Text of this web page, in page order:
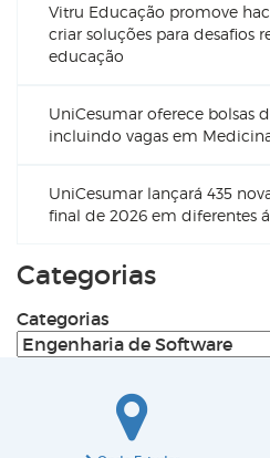
Vitru Educação promove
criar soluções para desafios
educação
UniCesumar oferece bolsas
incluindo vagas em
UniCesumar lançará 435
final de 2026 em diferentes
Categorias
Categorias